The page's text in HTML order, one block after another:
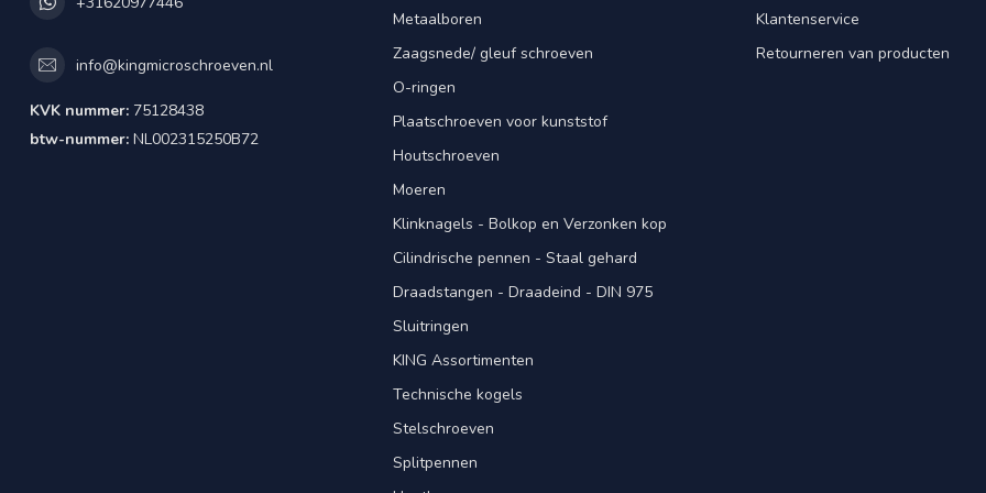
info@kingmicroschroeven.nl
KVK nummer: 75128438
btw-nummer: NL002315250B72
Metaalboren
Zaagsnede/ gleuf schroeven
O-ringen
Plaatschroeven voor kunststof
Houtschroeven
Moeren
Klinknagels - Bolkop en Verzonken kop
Cilindrische pennen - Staal gehard
Draadstangen - Draadeind - DIN 975
Sluitringen
KING Assortimenten
Technische kogels
Stelschroeven
Splitpennen
Klantenservice
Retourneren van producten